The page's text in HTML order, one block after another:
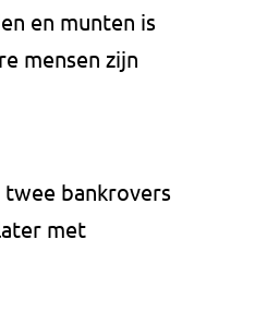
en munten is
mensen zijn
twee bankrovers
met